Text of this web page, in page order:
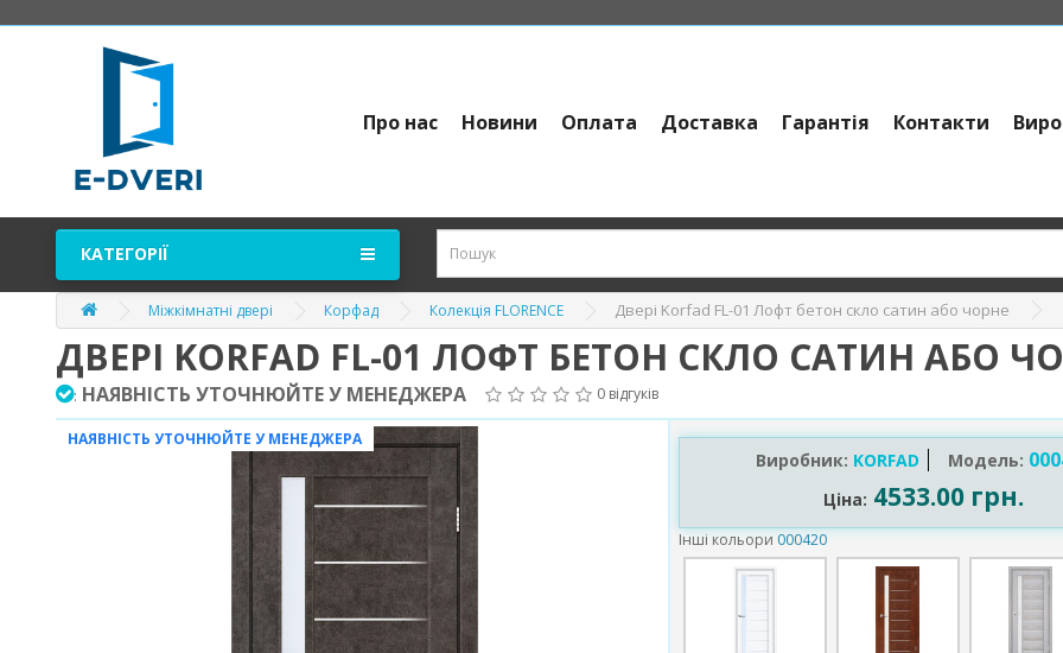
Про нас Новини Оплата Доставка Гарантія Контакти
КАТЕГОРІЇ
Міжкімнатні двері Корфад Колекція FLORENCE Двері Korfad FL-01 Лофт бетон скло сатин або чорне
ДВЕРІ KORFAD FL-01 ЛОФТ БЕТОН СКЛО САТИН АБО
: НАЯВНІСТЬ УТОЧНЮЙТЕ У МЕНЕДЖЕРА 0 відгуків
НАЯВНІСТЬ УТОЧНЮЙТЕ У МЕНЕДЖЕРА
Виробник: KORFAD Модель:
Ціна: 4533.00 грн.
Інші кольори 000420